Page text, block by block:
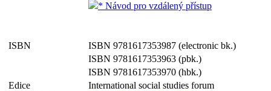
* Návod pro vzdálený přístup
ISBN
ISBN 9781617353987 (electronic bk.)
ISBN 9781617353963 (pbk.)
ISBN 9781617353970 (hbk.)
Edice
International social studies forum